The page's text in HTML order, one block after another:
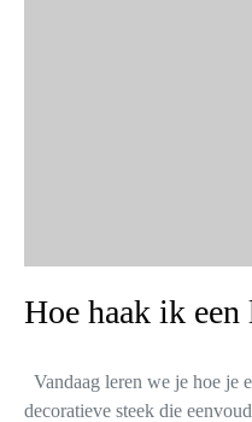
Hoe haak ik
Vandaag leren we je hoe je
decoratieve steek die